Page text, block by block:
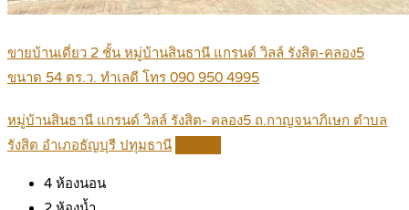
ขายบ้านเดี่ยว 2 ชั้น หมู่บ้านสินธานี แกรนด์ วิลล์ รังสิต-คลอง5
ขนาด 54 ตร.ว. ทำเลดี โทร 090 950 4995
หมู่บ้านสินธานี แกรนด์ วิลล์ รังสิต- คลอง5 ถ.กาญจนาภิเษก ตำบล
รังสิต อำเภอธัญบุรี ปทุมธานี
4 ห้องนอน